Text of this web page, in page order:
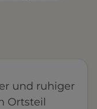
und ruhiger
Ortsteil